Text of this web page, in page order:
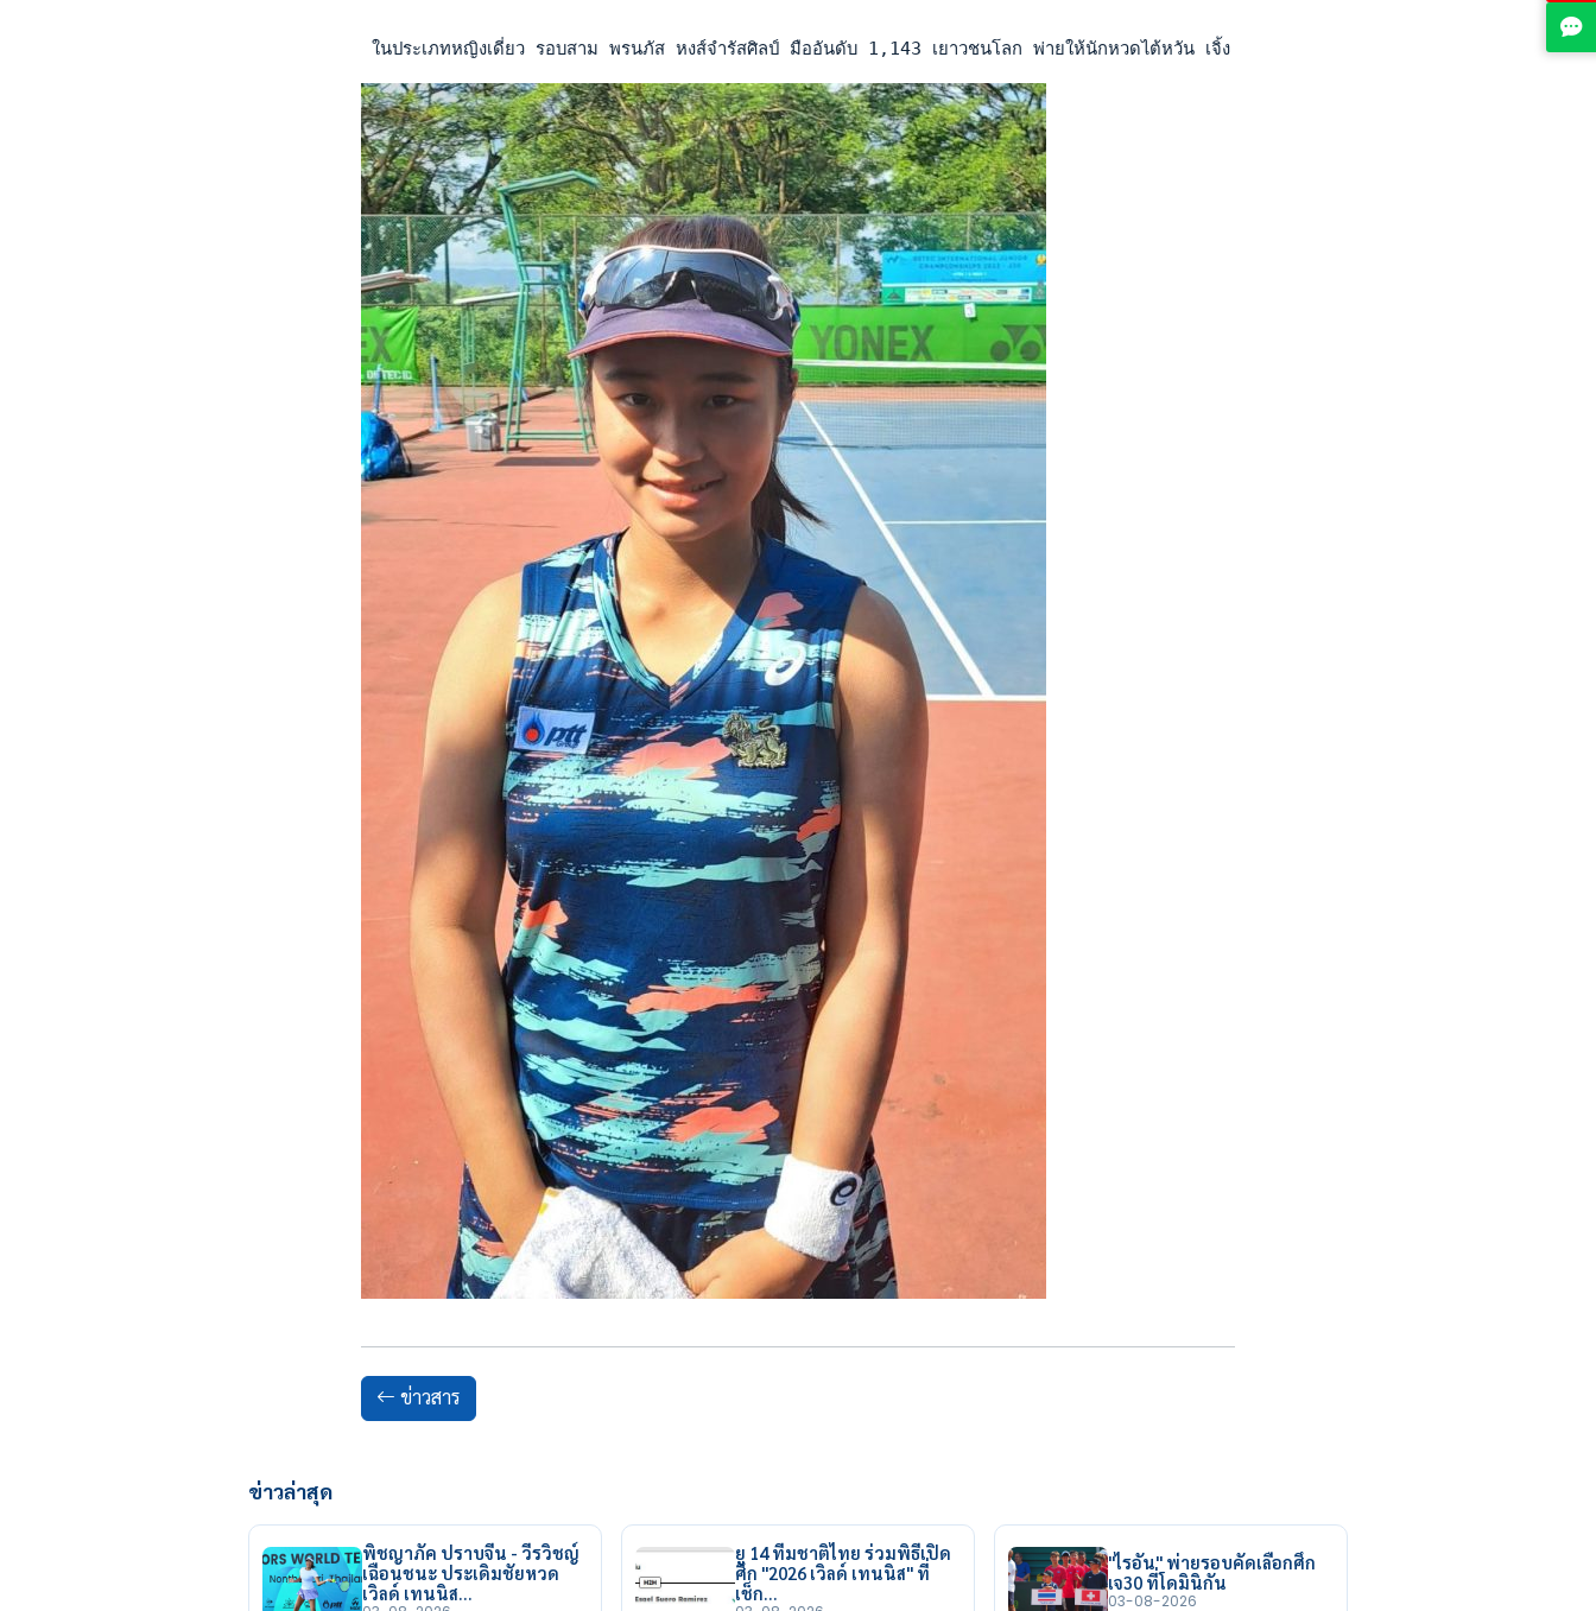
ในประเภทหญิงเดี่ยว รอบสาม พรนภัส หงส์จำรัสศิลป์ มืออันดับ 1,143 เยาวชนโลก พ่ายให้นักหวดไต้หวัน เจิ้ง มู่ เจี๋ย 3-6, 3-6
ข่าวสาร
ข่าวล่าสุด
พิชญาภัค ปราบจีน - วีรวิชญ์
เฉือนชนะ ประเดิมชัยหวด
เวิลด์ เทนนิส…
ยู 14 ทีมชาติไทย ร่วมพิธีเปิด
ศึก "2026 เวิลด์ เทนนิส" ที่
เช็ก…
"ไรอัน" พ่ายรอบคัดเลือกศึก
เจ30 ที่โดมินิกัน
03-08-2026